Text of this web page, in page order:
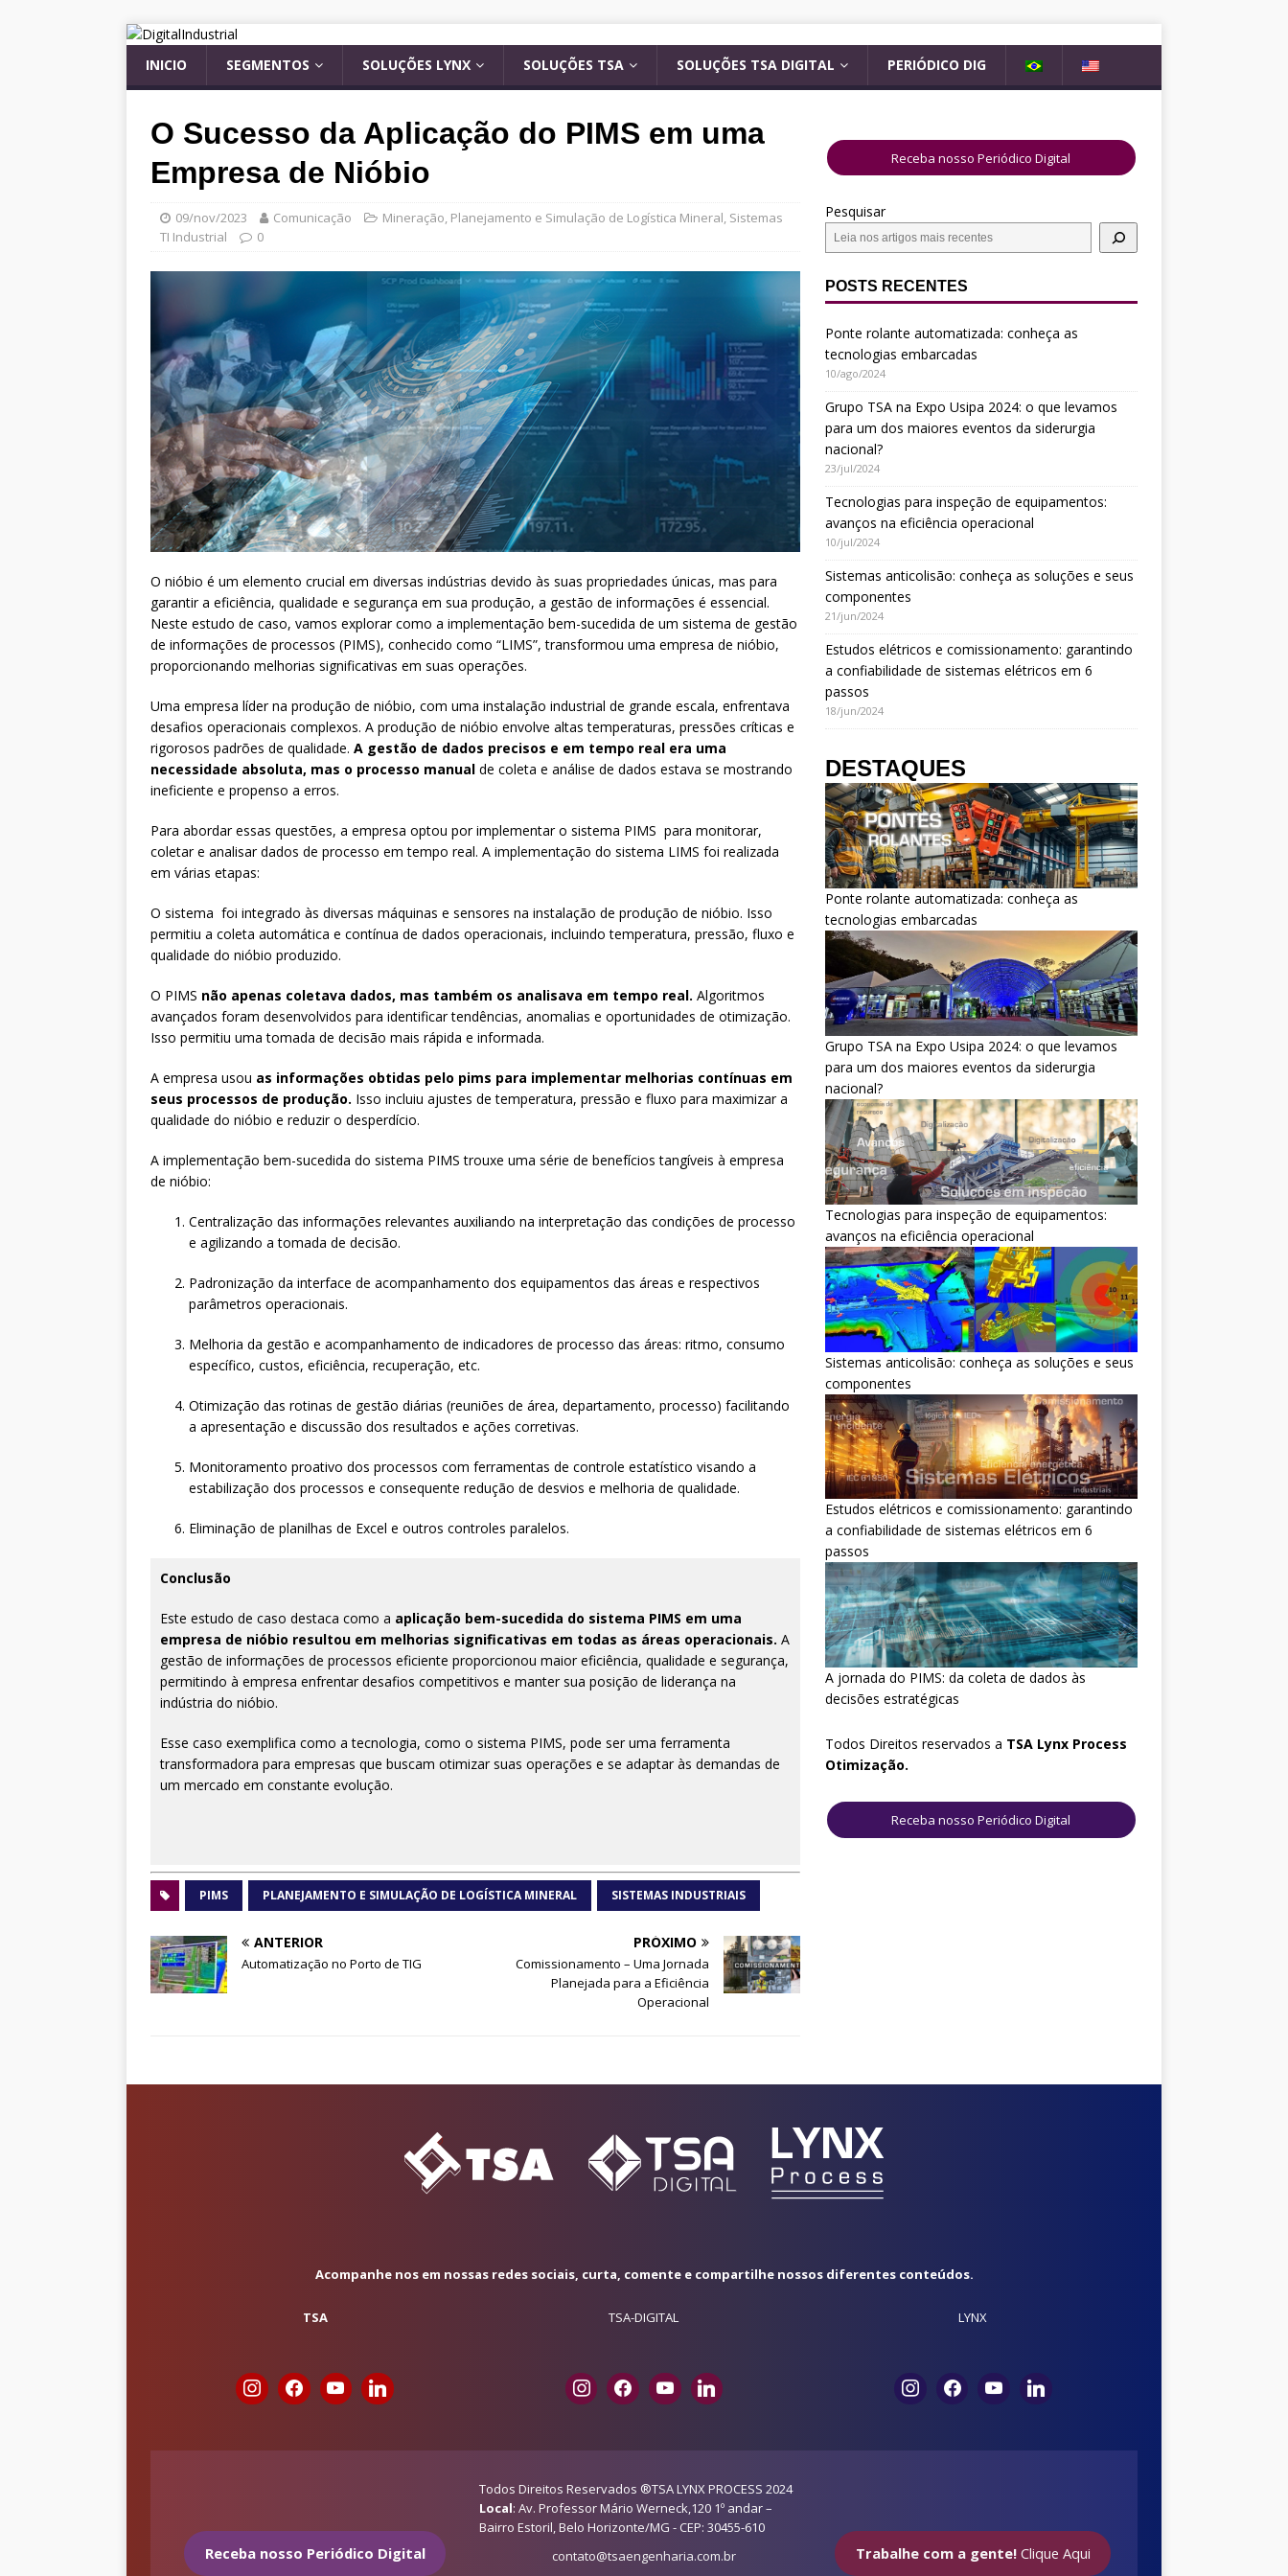
INICIO SEGMENTOS SOLUÇÕES LYNX SOLUÇÕES TSA SOLUÇÕES TSA DIGITAL PERIÓDICO DIG
B
L
E
O Sucesso da Aplicação do PIMS em uma
Empresa de Nióbio
09/nov/2023 Comunicação Mineração, Planejamento e Simulação de Logística Mineral, Sistemas
TI Industrial
0
O nióbio é um elemento crucial em diversas indústrias devido às suas propriedades únicas, mas para
garantir a eficiência, qualidade e segurança em sua produção, a gestão de informações é essencial.
Neste estudo de caso, vamos explorar como a implementação bem-sucedida de um sistema de gestão
de informações de processos (PIMS), conhecido como “LIMS”, transformou uma empresa de nióbio,
proporcionando melhorias significativas em suas operações.
Uma empresa líder na produção de nióbio, com uma instalação industrial de grande escala, enfrentava
desafios operacionais complexos. A produção de nióbio envolve altas temperaturas, pressões críticas e
rigorosos padrões de qualidade. A gestão de dados precisos e em tempo real era uma
necessidade absoluta, mas o processo manual de coleta e análise de dados estava se mostrando
ineficiente e propenso a erros.
Para abordar essas questões, a empresa optou por implementar o sistema PIMS para monitorar,
coletar e analisar dados de processo em tempo real. A implementação do sistema LIMS foi realizada
em várias etapas:
O sistema foi integrado às diversas máquinas e sensores na instalação de produção de nióbio. Isso
permitiu a coleta automática e contínua de dados operacionais, incluindo temperatura, pressão, fluxo e
qualidade do nióbio produzido.
O PIMS não apenas coletava dados, mas também os analisava em tempo real. Algoritmos
avançados foram desenvolvidos para identificar tendências, anomalias e oportunidades de otimização.
Isso permitiu uma tomada de decisão mais rápida e informada.
A empresa usou as informações obtidas pelo pims para implementar melhorias contínuas em
seus processos de produção. Isso incluiu ajustes de temperatura, pressão e fluxo para maximizar a
qualidade do nióbio e reduzir o desperdício.
A implementação bem-sucedida do sistema PIMS trouxe uma série de benefícios tangíveis à empresa
de nióbio:
Centralização das informações relevantes auxiliando na interpretação das condições de processo
e agilizando a tomada de decisão.
Padronização da interface de acompanhamento dos equipamentos das áreas e respectivos
parâmetros operacionais.
Melhoria da gestão e acompanhamento de indicadores de processo das áreas: ritmo, consumo
específico, custos, eficiência, recuperação, etc.
Otimização das rotinas de gestão diárias (reuniões de área, departamento, processo) facilitando
a apresentação e discussão dos resultados e ações corretivas.
Monitoramento proativo dos processos com ferramentas de controle estatístico visando a
estabilização dos processos e consequente redução de desvios e melhoria de qualidade.
Eliminação de planilhas de Excel e outros controles paralelos.
Conclusão
Este estudo de caso destaca como a aplicação bem-sucedida do sistema PIMS em uma
empresa de nióbio resultou em melhorias significativas em todas as áreas operacionais. A
gestão de informações de processos eficiente proporcionou maior eficiência, qualidade e segurança,
permitindo à empresa enfrentar desafios competitivos e manter sua posição de liderança na
indústria do nióbio.
Esse caso exemplifica como a tecnologia, como o sistema PIMS, pode ser uma ferramenta
transformadora para empresas que buscam otimizar suas operações e se adaptar às demandas de
um mercado em constante evolução.
PIMS PLANEJAMENTO E SIMULAÇÃO DE LOGÍSTICA MINERAL SISTEMAS INDUSTRIAIS
ANTERIOR
Automatização no Porto de TIG
PRÓXIMO
Comissionamento – Uma Jornada
Planejada para a Eficiência
Operacional
Receba nosso Periódico Digital
Pesquisar
POSTS RECENTES
Ponte rolante automatizada: conheça as
tecnologias embarcadas
10/ago/2024
Grupo TSA na Expo Usipa 2024: o que levamos
para um dos maiores eventos da siderurgia
nacional?
23/jul/2024
Tecnologias para inspeção de equipamentos:
avanços na eficiência operacional
10/jul/2024
Sistemas anticolisão: conheça as soluções e seus
componentes
21/jun/2024
Estudos elétricos e comissionamento: garantindo
a confiabilidade de sistemas elétricos em 6
passos
18/jun/2024
DESTAQUES
Ponte rolante automatizada: conheça as
tecnologias embarcadas
Grupo TSA na Expo Usipa 2024: o que levamos
para um dos maiores eventos da siderurgia
nacional?
Tecnologias para inspeção de equipamentos:
avanços na eficiência operacional
Sistemas anticolisão: conheça as soluções e seus
componentes
Estudos elétricos e comissionamento: garantindo
a confiabilidade de sistemas elétricos em 6
passos
A jornada do PIMS: da coleta de dados às
decisões estratégicas
Todos Direitos reservados a TSA Lynx Process
Otimização.
Receba nosso Periódico Digital
Acompanhe nos em nossas redes sociais, curta, comente e compartilhe nossos diferentes conteúdos.
TSA TSA-DIGITAL LYNX
Receba nosso Periódico Digital
Todos Direitos Reservados ®TSA LYNX PROCESS 2024
Local: Av. Professor Mário Werneck,120 1º andar –
Bairro Estoril, Belo Horizonte/MG - CEP: 30455-610
contato@tsaengenharia.com.br
Trabalhe com a gente! Clique Aqui